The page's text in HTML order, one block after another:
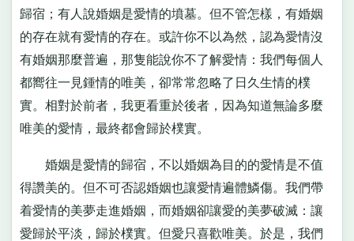
歸宿；有人說婚姻是愛情的墳墓。但不管怎樣，有婚姻
的存在就有愛情的存在。或許你不以為然，認為愛情沒
有婚姻那麼普遍，那隻能說你不了解愛情：我們每個人
都嚮往一見鍾情的唯美，卻常常忽略了日久生情的樸
實。相對於前者，我更看重於後者，因為知道無論多麼
唯美的愛情，最終都會歸於樸實。
婚姻是愛情的歸宿，不以婚姻為目的的愛情是不值
得讚美的。但不可否認婚姻也讓愛情遍體鱗傷。我們帶
着愛情的美夢走進婚姻，而婚姻卻讓愛的美夢破滅：讓
愛歸於平淡，歸於樸實。但愛只喜歡唯美。於是，我們